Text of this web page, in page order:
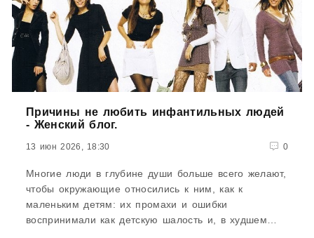
Причины не любить инфантильных людей
- Женский блог.
13 июн 2026, 18:30 0
Многие люди в глубине души больше всего желают,
чтобы окружающие относились к ним, как к
маленьким детям: их промахи и ошибки
воспринимали как детскую шалость и, в худшем